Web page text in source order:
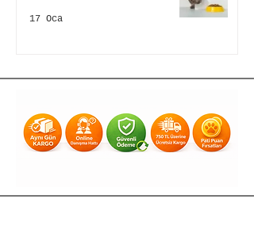
17 Oca